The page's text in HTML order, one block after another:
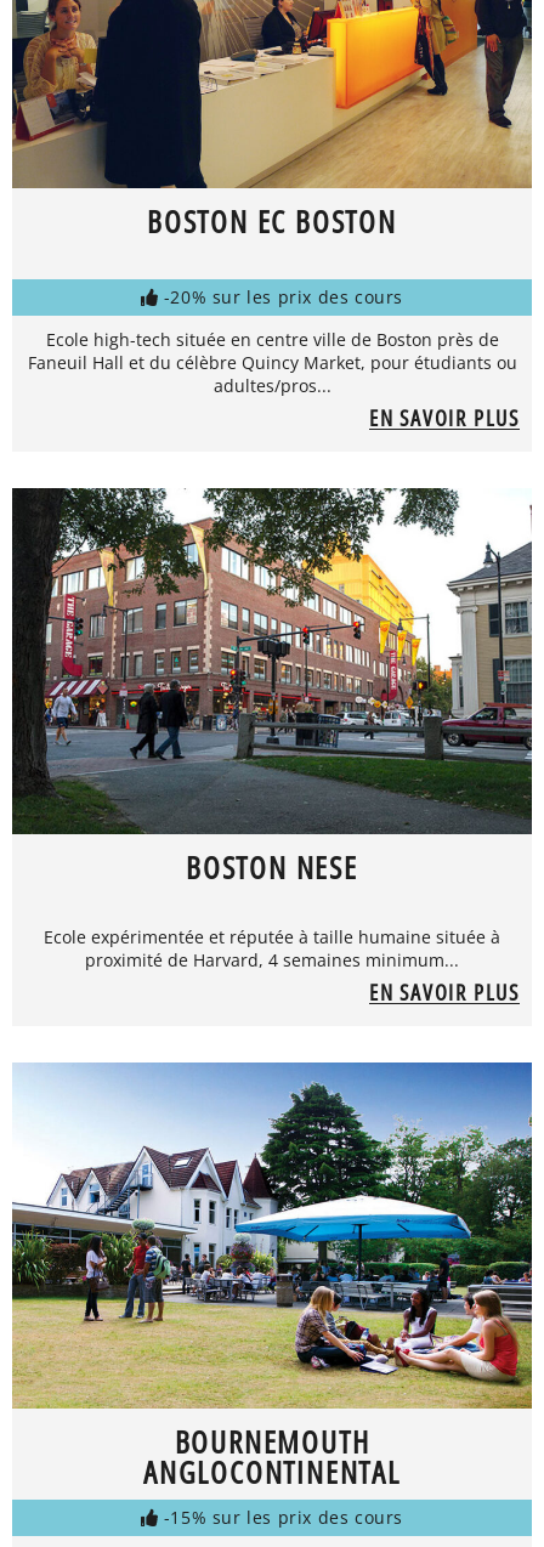
BOSTON EC BOSTON
-20% sur les prix des cours
Ecole high-tech située en centre ville de Boston près de
Faneuil Hall et du célèbre Quincy Market, pour étudiants ou
adultes/pros...
EN SAVOIR PLUS
BOSTON NESE
Ecole expérimentée et réputée à taille humaine située à
proximité de Harvard, 4 semaines minimum...
EN SAVOIR PLUS
BOURNEMOUTH
ANGLOCONTINENTAL
-15% sur les prix des cours